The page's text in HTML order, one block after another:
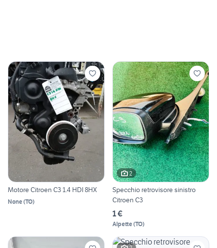
Motore Citroen C3 1.4 HDI 8HX
None(TO)
2
Specchio retrovisore sinistro
Citroen C3
1 €
Alpette(TO)